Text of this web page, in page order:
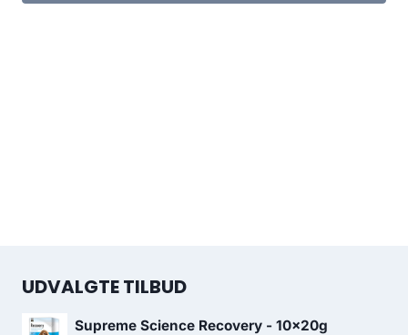
UDVALGTE TILBUD
Supreme Science Recovery - 10x20g